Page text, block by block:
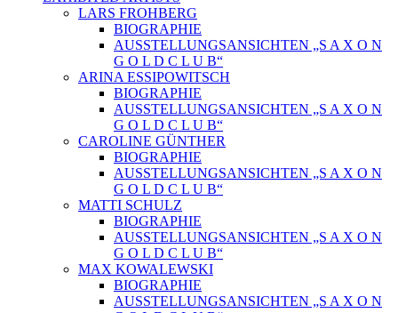
LARS FROHBERG
BIOGRAPHIE
AUSSTELLUNGSANSICHTEN „S A X O N
G O L D C L U B“
ARINA ESSIPOWITSCH
BIOGRAPHIE
AUSSTELLUNGSANSICHTEN „S A X O N
G O L D C L U B“
CAROLINE GÜNTHER
BIOGRAPHIE
AUSSTELLUNGSANSICHTEN „S A X O N
G O L D C L U B“
MATTI SCHULZ
BIOGRAPHIE
AUSSTELLUNGSANSICHTEN „S A X O N
G O L D C L U B“
MAX KOWALEWSKI
BIOGRAPHIE
AUSSTELLUNGSANSICHTEN „S A X O N